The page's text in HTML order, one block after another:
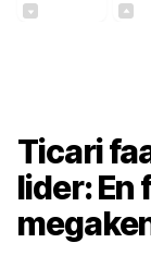
Ticari
lider: En